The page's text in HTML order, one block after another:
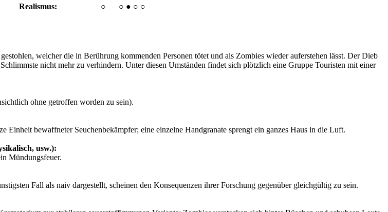
Realismus:
○ ○ ● ○ ○
welcher die in Berührung kommenden Personen tötet und als Zombies wieder auferstehen lässt. Der Dieb
nicht mehr zu verhindern. Unter diesen Umständen findet sich plötzlich eine Gruppe Touristen mit einer
ohne getroffen worden zu sein).
Einheit bewaffneter Seuchenbekämpfer; eine einzelne Handgranate sprengt ein ganzes Haus in die Luft.
usw.):
Mündungsfeuer.
Fall als naiv dargestellt, scheinen den Konsequenzen ihrer Forschung gegenüber gleichgültig zu sein.